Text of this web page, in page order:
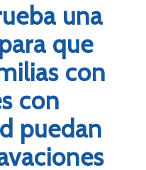
una
que
con
con
puedan